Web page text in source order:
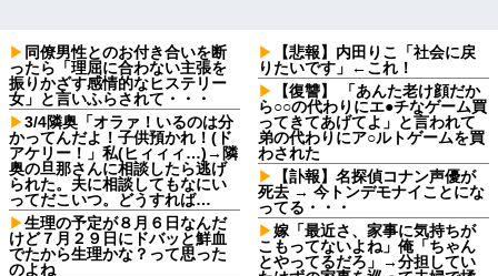
同僚男性とのお付き合いを断
ったら「理屈に合わない主張を
振りかざす感情的なヒステリー
女」と言いふらされて・・・
3/4隣奥「オラァ！いるのは分
かってんだよ！子供預かれ！(ド
アケリー！」私(ヒィィィ…)→隣
奥の旦那さんに相談したら逃げ
られた。夫に相談してもなにい
ってだこいつ。どうすれば…
生理の予定が８月６日なんだ
けど７月２９日にドバッと鮮血
でたから生理かな？って思った
のよね
【悲報】内田りこ「社会に戻
りたいです」←これ！
【復讐】 「あんた老け顔だか
ら○○の代わりにエ●チなゲーム買
ってきてあげてよ」と言われて
弟の代わりにア○ルトゲームを買
わされた
【訃報】名探偵コナン声優が
死去 → 今トンデモナイことにな
ってる・・・
嫁「最近さ、家事に気持ちが
こもってないよね」俺「ちゃん
とやってるだろ」→分担してい